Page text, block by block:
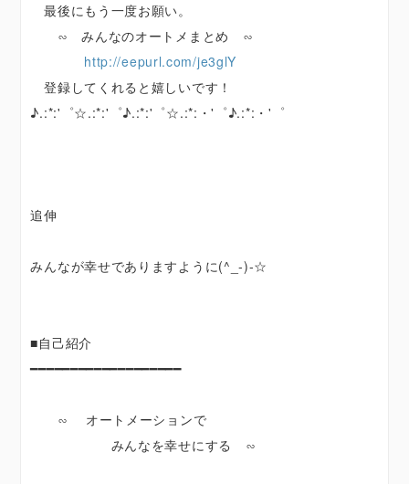
最後にもう一度お願い。
∽ みんなのオートメまとめ ∽
http://eepurl.com/je3glY
登録してくれると嬉しいです！
♪.:*:'゜☆.:*:'゜♪.:*:'゜☆.:*:・'゜♪.:*:・'゜
追伸
みんなが幸せでありますように(^_-)-☆
■自己紹介
━━━━━━━━━━━━━━━━━━━
∽ オートメーションで
みんなを幸せにする ∽